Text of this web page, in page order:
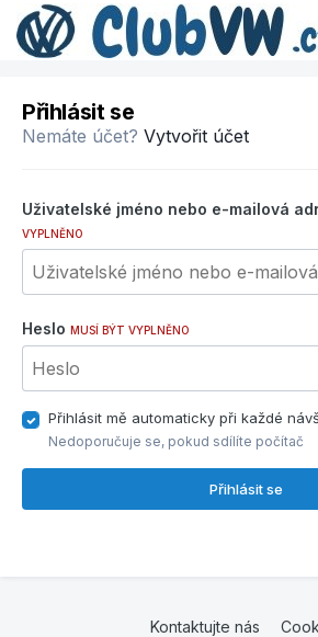
Přihlásit se
Nemáte účet? Vytvořit účet
Uživatelské jméno nebo e-mailová
VYPLNĚNO
Heslo MUSÍ BÝT VYPLNĚNO
Přihlásit mě automaticky při každé
Nedoporučuje se, pokud sdílíte počítač
Přihlásit se
Kontaktujte nás